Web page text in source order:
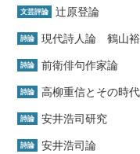
文芸評論 辻原登論
詩論 現代詩人論 鶴山
詩論 前衛俳句作家論
詩論 高柳重信とその時代
詩論 安井浩司研究
詩論 安井浩司論